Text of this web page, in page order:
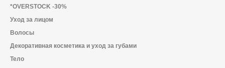
*OVERSTOCK -30%
Уход за лицом
Волосы
Декоративная косметика и уход за губами
Тело